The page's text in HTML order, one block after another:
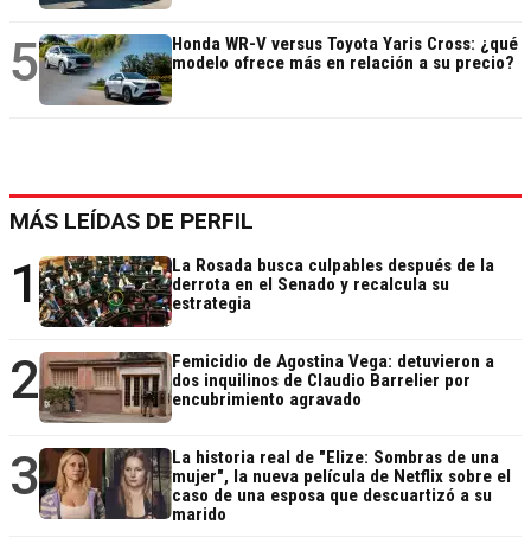
5
Honda WR-V versus Toyota Yaris Cross: ¿qué
modelo ofrece más en relación a su precio?
MÁS LEÍDAS DE PERFIL
1
La Rosada busca culpables después de la
derrota en el Senado y recalcula su
estrategia
2
Femicidio de Agostina Vega: detuvieron a
dos inquilinos de Claudio Barrelier por
encubrimiento agravado
3
La historia real de "Elize: Sombras de una
mujer", la nueva película de Netflix sobre el
caso de una esposa que descuartizó a su
marido